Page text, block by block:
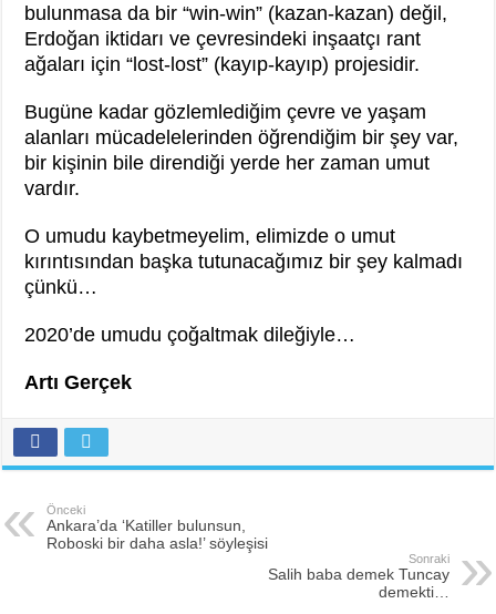
bulunmasa da bir “win-win” (kazan-kazan) değil,
Erdoğan iktidarı ve çevresindeki inşaatçı rant
ağaları için “lost-lost” (kayıp-kayıp) projesidir.
Bugüne kadar gözlemlediğim çevre ve yaşam
alanları mücadelelerinden öğrendiğim bir şey var,
bir kişinin bile direndiği yerde her zaman umut
vardır.
O umudu kaybetmeyelim, elimizde o umut
kırıntısından başka tutunacağımız bir şey kalmadı
çünkü…
2020’de umudu çoğaltmak dileğiyle…
Artı Gerçek
Önceki
Ankara’da ‘Katiller bulunsun,
Roboski bir daha asla!’ söyleşisi
Sonraki
Salih baba demek Tuncay
demekti…